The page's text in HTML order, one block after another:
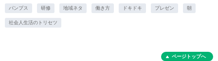
パンプス 研修 地域ネタ 働き方 ドキドキ プレゼン 朝
社会人生活のトリセツ
ページトップへ